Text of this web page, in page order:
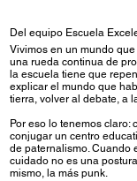
Del equipo Escuela
Vivimos en un mundo
una rueda continua de
la escuela tiene que
explicar el mundo que
tierra, volver al debate, a
Por eso lo tenemos
conjugar un centro
de paternalismo. Cuando
cuidado no es una
mismo, la más punk.